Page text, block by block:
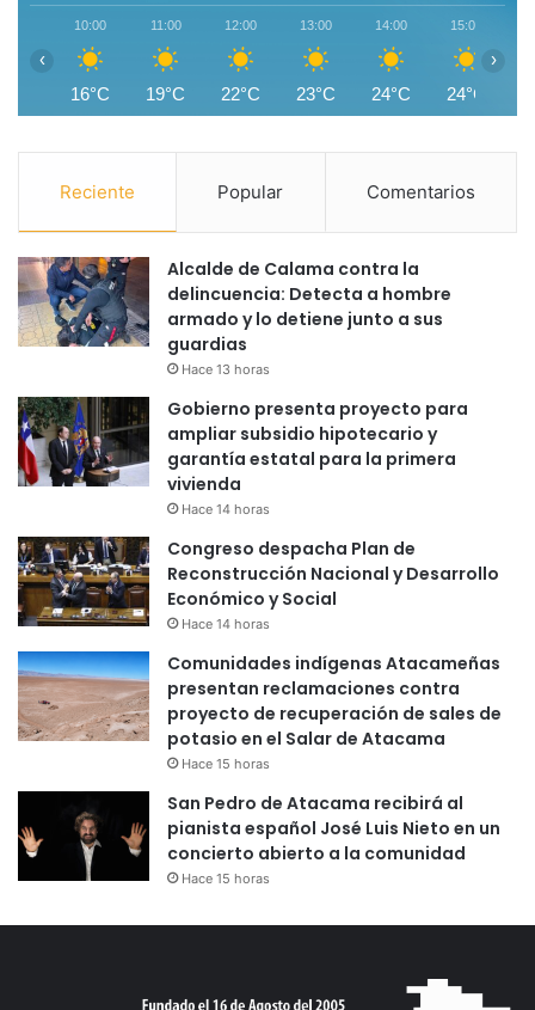
10:00
16°C
11:00
19°C
12:00
22°C
13:00
23°C
14:00
24°C
15:00
24°C
‹ ›
Reciente Popular Comentarios
Alcalde de Calama contra la
delincuencia: Detecta a hombre
armado y lo detiene junto a sus
guardias
Hace 13 horas
Gobierno presenta proyecto para
ampliar subsidio hipotecario y
garantía estatal para la primera
vivienda
Hace 14 horas
Congreso despacha Plan de
Reconstrucción Nacional y Desarrollo
Económico y Social
Hace 14 horas
Comunidades indígenas Atacameñas
presentan reclamaciones contra
proyecto de recuperación de sales de
potasio en el Salar de Atacama
Hace 15 horas
San Pedro de Atacama recibirá al
pianista español José Luis Nieto en un
concierto abierto a la comunidad
Hace 15 horas